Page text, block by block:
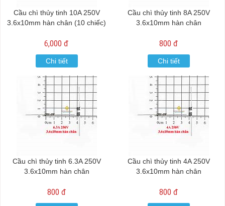
Cầu chì thủy tinh 10A 250V
3.6x10mm hàn chân (10 chiếc)
6,000 đ
Chi tiết
Cầu chì thủy tinh 8A 250V
3.6x10mm hàn chân
800 đ
Chi tiết
Cầu chì thủy tinh 6.3A 250V
3.6x10mm hàn chân
800 đ
Cầu chì thủy tinh 4A 250V
3.6x10mm hàn chân
800 đ